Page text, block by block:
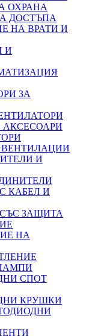
ОХРАНА
ДОСТЪПА
НА ВРАТИ И
И
ЗА
АКСЕСОАРИ
ВЕНТИЛАЦИИ
И
КАБЕЛ И
ЗАЩИТА
НА
СПОТ
КРУШКИ